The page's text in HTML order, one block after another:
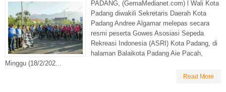
PADANG, (GemaMedianet.com) l Wali Kota
Padang diwakili Sekretaris Daerah Kota
Padang Andree Algamar melepas secara
resmi peserta Gowes Asosiasi Sepeda
Rekreasi Indonesia (ASRI) Kota Padang, di
halaman Balaikota Padang Aie Pacah,
Minggu (18/2/202...
Read More